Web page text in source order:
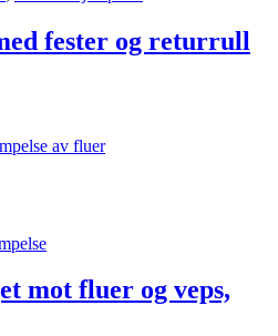
fester og returrull
av fluer
mot fluer og veps,